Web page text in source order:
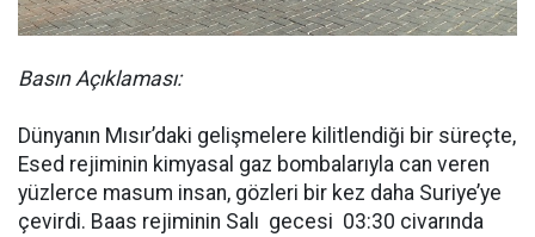
Basın Açıklaması:
Dünyanın Mısır’daki gelişmelere kilitlendiği bir süreçte,
Esed rejiminin kimyasal gaz bombalarıyla can veren
yüzlerce masum insan, gözleri bir kez daha Suriye’ye
çevirdi. Baas rejiminin Salı gecesi 03:30 civarında